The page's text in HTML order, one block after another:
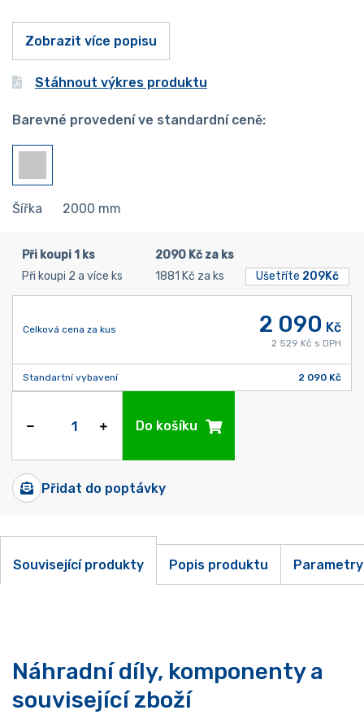
Zobrazit více popisu
Stáhnout výkres produktu
Barevné provedení ve standardní ceně:
Šířka 2000 mm
Při koupi 1 ks
2090 Kč za ks
Při koupi 2 a více ks
1881 Kč za ks Ušetříte 209Kč
Celková cena za kus 2 090 Kč
2 529 Kč s DPH
Standartní vybavení 2 090 Kč
Do košíku
Přidat do poptávky
Související produkty Popis produktu Parametry
Náhradní díly, komponenty a
související zboží